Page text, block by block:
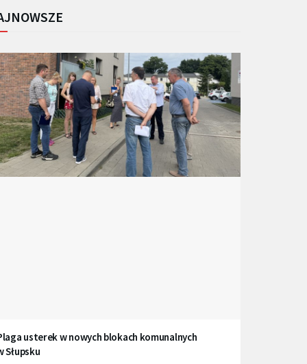
usterek w nowych blokach komunalnych
Słupsku